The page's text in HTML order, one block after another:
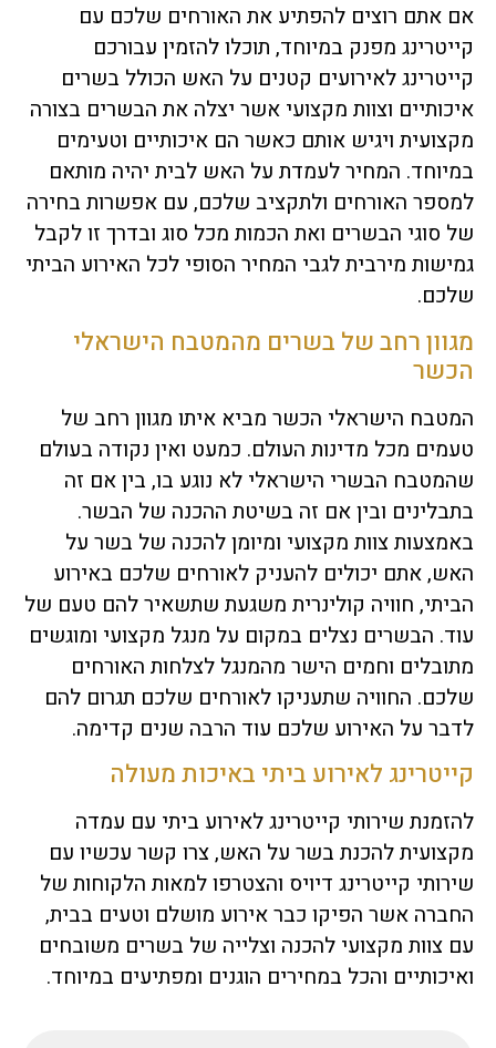
אם אתם רוצים להפתיע את האורחים שלכם עם
קייטרינג מפנק במיוחד, תוכלו להזמין עבורכם
קייטרינג לאירועים קטנים על האש הכולל בשרים
איכותיים וצוות מקצועי אשר יצלה את הבשרים בצורה
מקצועית ויגיש אותם כאשר הם איכותיים וטעימים
במיוחד. המחיר לעמדת על האש לבית יהיה מותאם
למספר האורחים ולתקציב שלכם, עם אפשרות בחירה
של סוגי הבשרים ואת הכמות מכל סוג ובדרך זו לקבל
גמישות מירבית לגבי המחיר הסופי לכל האירוע הביתי
שלכם.
מגוון רחב של בשרים מהמטבח הישראלי
הכשר
המטבח הישראלי הכשר מביא איתו מגוון רחב של
טעמים מכל מדינות העולם. כמעט ואין נקודה בעולם
שהמטבח הבשרי הישראלי לא נוגע בו, בין אם זה
בתבלינים ובין אם זה בשיטת ההכנה של הבשר.
באמצעות צוות מקצועי ומיומן להכנה של בשר על
האש, אתם יכולים להעניק לאורחים שלכם באירוע
הביתי, חוויה קולינרית משגעת שתשאיר להם טעם של
עוד. הבשרים נצלים במקום על מנגל מקצועי ומוגשים
מתובלים וחמים הישר מהמנגל לצלחות האורחים
שלכם. החוויה שתעניקו לאורחים שלכם תגרום להם
לדבר על האירוע שלכם עוד הרבה שנים קדימה.
קייטרינג לאירוע ביתי באיכות מעולה
להזמנת שירותי קייטרינג לאירוע ביתי עם עמדה
מקצועית להכנת בשר על האש, צרו קשר עכשיו עם
שירותי קייטרינג דיויס והצטרפו למאות הלקוחות של
החברה אשר הפיקו כבר אירוע מושלם וטעים בבית,
עם צוות מקצועי להכנה וצלייה של בשרים משובחים
ואיכותיים והכל במחירים הוגנים ומפתיעים במיוחד.